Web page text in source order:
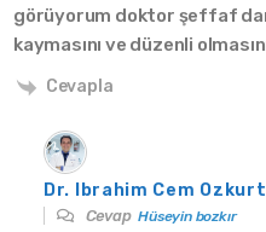
görüyorum doktor şeffaf
kaymasını ve düzenli
Cevapla
Dr. Ibrahim Cem Ozkurt
CevapHüseyin bozkır